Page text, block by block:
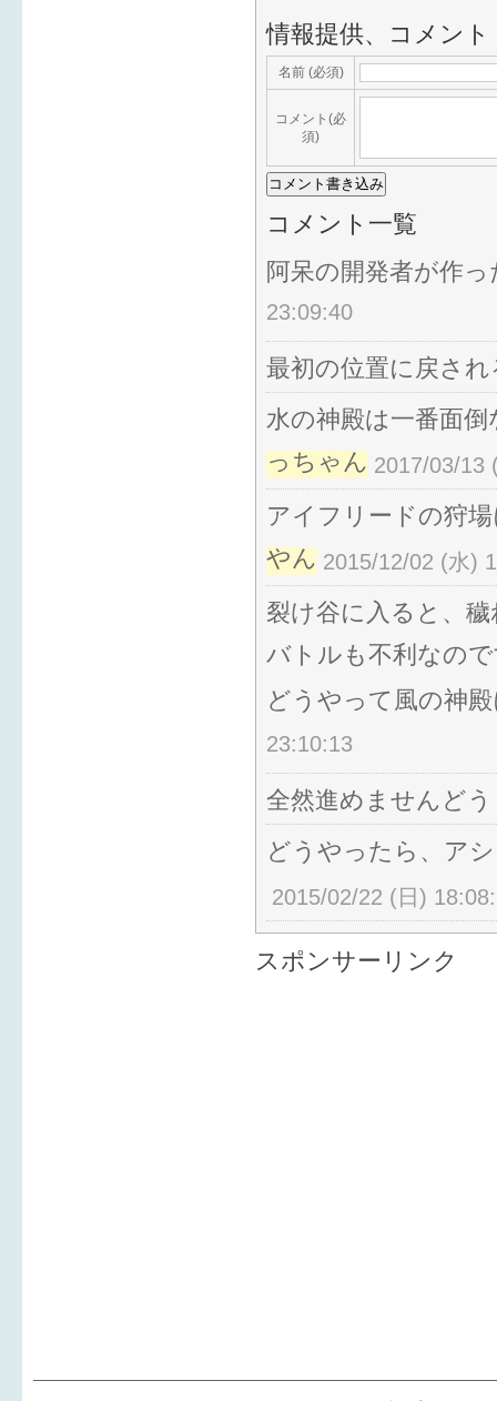
情報提供、コメント
名前 (必須)
コメント(必
須)
コメント一覧
阿呆の開発者が作
23:09:40
最初の位置に戻さ
水の神殿は一番面
っちゃん 2017/03/13
アイフリードの狩
やん 2015/12/02 (水)
裂け谷に入ると、
バトルも不利なの
どうやって風の神
23:10:13
全然進めませんど
どうやったら、ア
2015/02/22 (日)
スポンサーリンク